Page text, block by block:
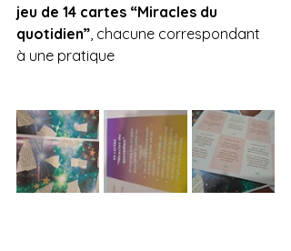
jeu de 14 cartes “Miracles du
quotidien” , chacune correspondant
à une pratique